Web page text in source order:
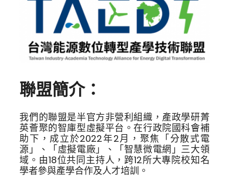
聯盟簡介：
我們的聯盟是半官方非營利組織，產政學研菁
英薈聚的智庫型虛擬平台。在行政院國科會補
助下，成立於2022年2月，聚焦「分散式電
源」、「虛擬電廠」、「智慧微電網」三大領
域。由18位共同主持人，跨12所大專院校知名
學者參與產學合作及人才培訓。